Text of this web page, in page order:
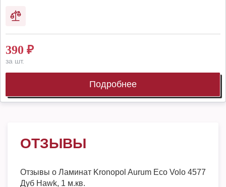
390 ₽
за шт.
Подробнее
ОТЗЫВЫ
Отзывы о Ламинат Kronopol Aurum Eco Volo 4577
Дуб Hawk, 1 м.кв.